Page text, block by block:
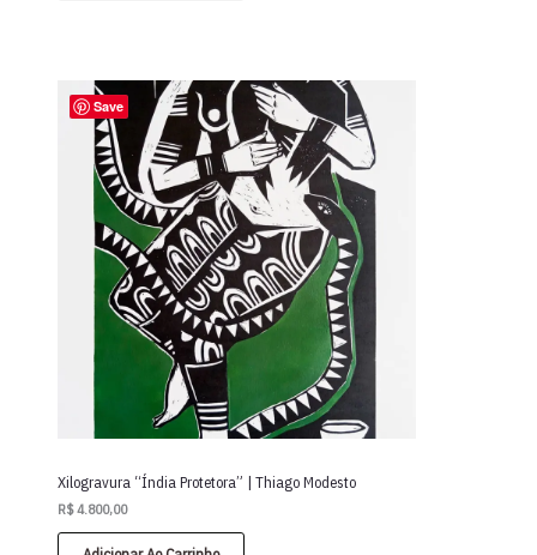
Xilogravura “Índia Protetora” | Thiago Modesto
R$4.800,00
Save